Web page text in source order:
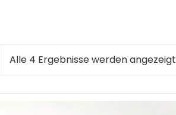
Alle 4 Ergebnisse werden angezeigt